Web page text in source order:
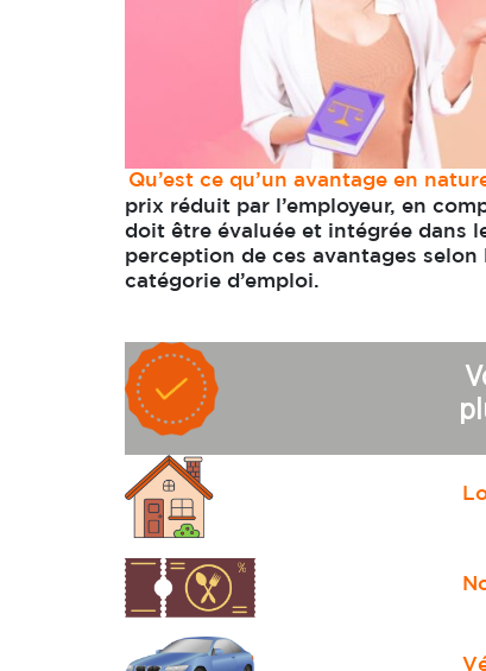
Qu’est ce qu’un avantage en
prix réduit par l’employeur, en
doit être évaluée et intégrée dans
perception de ces avantages selon
catégorie d’emploi.